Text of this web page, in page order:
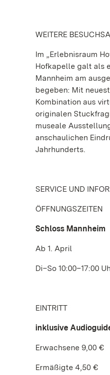
WEITERE
Im „Erlebnisraum
Hofkapelle galt als
Mannheim am
begeben: Mit
Kombination aus
originalen
museale
anschaulichen
Jahrhunderts.
SERVICE UND
ÖFFNUNGSZEITEN
Schloss Mannheim
Ab 1. April
Di–So 10:00–17:00
EINTRITT
inklusive
Erwachsene 9,00 €
Ermäßigte 4,50 €